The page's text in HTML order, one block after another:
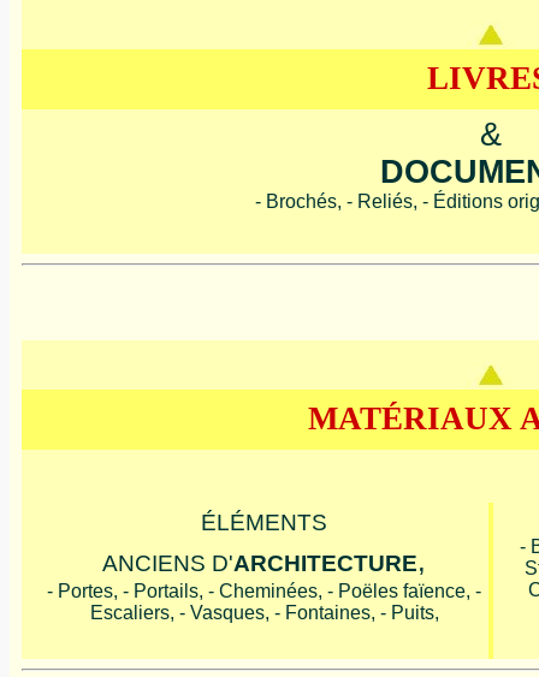
&
- Brochés, - Reliés, - Éditions
MATÉRIAUX
ÉLÉMENTS
ANCIENS D'ARCHITECTURE,
- Portes, - Portails, - Cheminées, - Poëles faïence, -
Escaliers, - Vasques, - Fontaines, - Puits,
-